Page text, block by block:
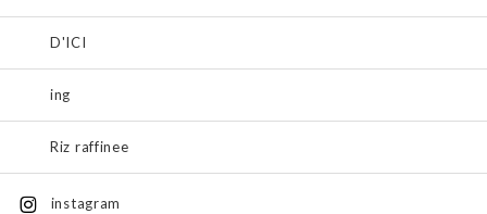
D'ICI
ing
Riz raffinee
instagram